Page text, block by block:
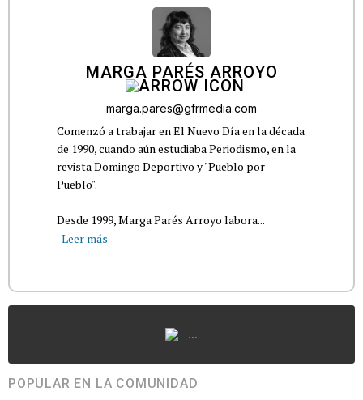
MARGA PARÉS ARROYO
marga.pares@gfrmedia.com
Comenzó a trabajar en El Nuevo Día en la década
de 1990, cuando aún estudiaba Periodismo, en la
revista Domingo Deportivo y "Pueblo por
Pueblo".
Desde 1999, Marga Parés Arroyo labora...
Leer más
...
POPULAR EN LA COMUNIDAD